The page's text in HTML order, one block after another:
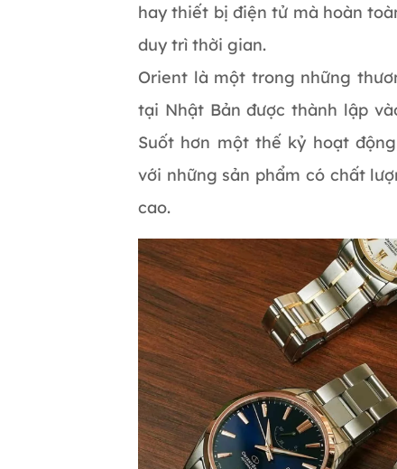
hay thiết bị điện tử mà hoàn
duy trì thời gian.
Orient là một trong những
tại Nhật Bản được thành lập
Suốt hơn một thế kỷ hoạt
với những sản phẩm có chất
cao.